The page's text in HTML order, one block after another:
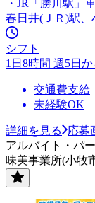
・JR「勝川駅」
春日井(ＪＲ)駅
シフト
1日8時間 週5日
交通費支給
未経験OK
詳細を見る
応募
アルバイト・パ
味美事業所(小牧